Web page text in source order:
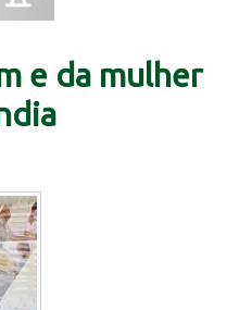
e da mulher